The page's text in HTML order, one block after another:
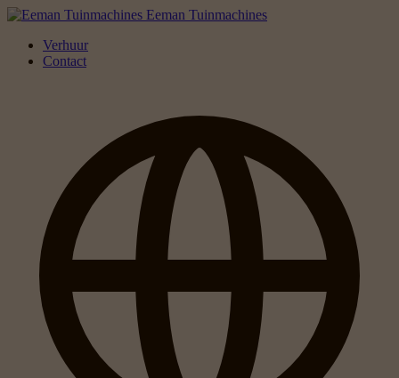
Eeman Tuinmachines
Verhuur
Contact